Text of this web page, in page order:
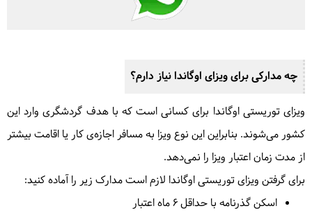
چه مدارکی برای ویزای اوگاندا نیاز دارم؟
ویزای توریستی اوگاندا برای کسانی است که با هدف گردشگری وارد این
کشور می‌شوند. بنابراین این نوع ویزا به مسافر اجازه‌ی کار یا اقامت بیشتر
از مدت زمان اعتبار ویزا را نمی‌دهد.
برای گرفتن ویزای توریستی اوگاندا لازم است مدارک زیر را آماده کنید:
اسکن ‏گذرنامه با حداقل 6 ماه اعتبار